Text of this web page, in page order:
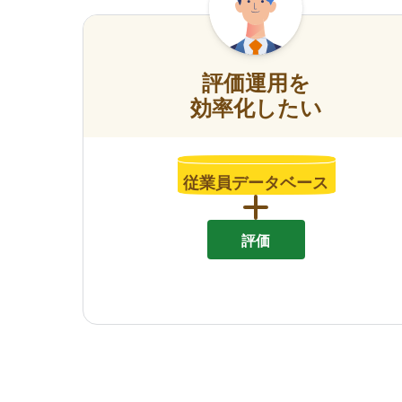
評価運用を
効率化したい
従業員データベース
評価